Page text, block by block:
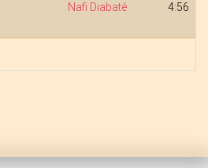
Nafi Diabaté 4:56